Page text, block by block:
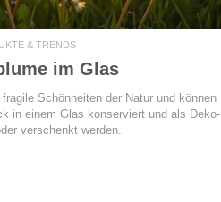
& TRENDS
im Glas
Schönheiten der Natur und können
in einem Glas konserviert und als Deko-
verschenkt werden.